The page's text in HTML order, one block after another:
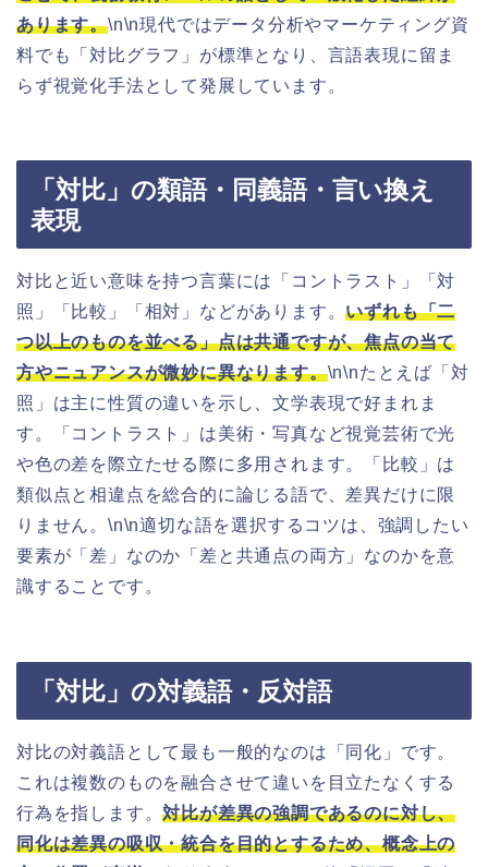
あります。\n\n現代ではデータ分析やマーケティング資
料でも「対比グラフ」が標準となり、言語表現に留ま
らず視覚化手法として発展しています。
「対比」の類語・同義語・言い換え
表現
対比と近い意味を持つ言葉には「コントラスト」「対
照」「比較」「相対」などがあります。いずれも「二
つ以上のものを並べる」点は共通ですが、焦点の当て
方やニュアンスが微妙に異なります。\n\nたとえば「対
照」は主に性質の違いを示し、文学表現で好まれま
す。「コントラスト」は美術・写真など視覚芸術で光
や色の差を際立たせる際に多用されます。「比較」は
類似点と相違点を総合的に論じる語で、差異だけに限
りません。\n\n適切な語を選択するコツは、強調したい
要素が「差」なのか「差と共通点の両方」なのかを意
識することです。
「対比」の対義語・反対語
対比の対義語として最も一般的なのは「同化」です。
これは複数のものを融合させて違いを目立たなくする
行為を指します。対比が差異の強調であるのに対し、
同化は差異の吸収・統合を目的とするため、概念上の